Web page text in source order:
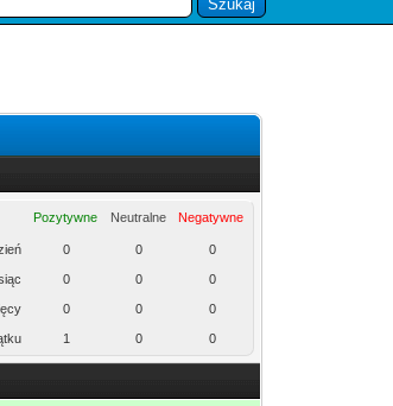
Pozytywne Neutralne Negatywne
0 0 0
0 0 0
0 0 0
1 0 0